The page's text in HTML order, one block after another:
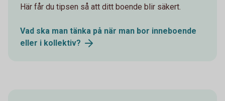
Här får du tipsen så att ditt boende blir säkert.
Vad ska man tänka på när man bor inneboende
eller i kollektiv?